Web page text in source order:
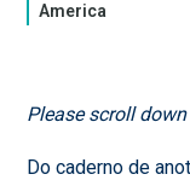
America
Please scroll
Do caderno de